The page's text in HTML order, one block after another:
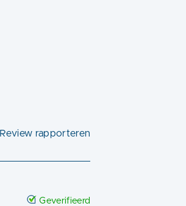
Review rapporteren
Geverifieerd